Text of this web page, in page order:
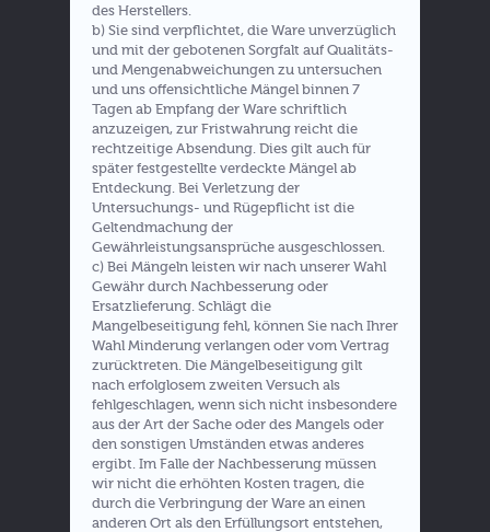
des Herstellers.
b) Sie sind verpflichtet, die Ware unverzüglich
und mit der gebotenen Sorgfalt auf Qualitäts-
und Mengenabweichungen zu untersuchen
und uns offensichtliche Mängel binnen 7
Tagen ab Empfang der Ware schriftlich
anzuzeigen, zur Fristwahrung reicht die
rechtzeitige Absendung. Dies gilt auch für
später festgestellte verdeckte Mängel ab
Entdeckung. Bei Verletzung der
Untersuchungs- und Rügepflicht ist die
Geltendmachung der
Gewährleistungsansprüche ausgeschlossen.
c) Bei Mängeln leisten wir nach unserer Wahl
Gewähr durch Nachbesserung oder
Ersatzlieferung. Schlägt die
Mangelbeseitigung fehl, können Sie nach Ihrer
Wahl Minderung verlangen oder vom Vertrag
zurücktreten. Die Mängelbeseitigung gilt
nach erfolglosem zweiten Versuch als
fehlgeschlagen, wenn sich nicht insbesondere
aus der Art der Sache oder des Mangels oder
den sonstigen Umständen etwas anderes
ergibt. Im Falle der Nachbesserung müssen
wir nicht die erhöhten Kosten tragen, die
durch die Verbringung der Ware an einen
anderen Ort als den Erfüllungsort entstehen,